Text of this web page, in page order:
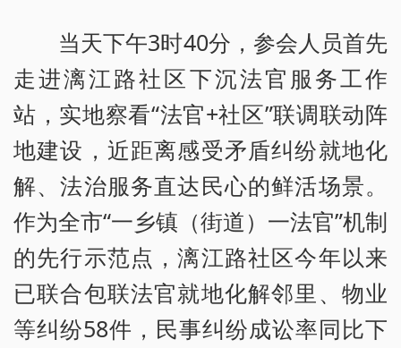
当天下午3时40分，参会人员首先
走进漓江路社区下沉法官服务工作
站，实地察看“法官+社区”联调联动阵
地建设，近距离感受矛盾纠纷就地化
解、法治服务直达民心的鲜活场景。
作为全市“一乡镇（街道）一法官”机制
的先行示范点，漓江路社区今年以来
已联合包联法官就地化解邻里、物业
等纠纷58件，民事纠纷成讼率同比下